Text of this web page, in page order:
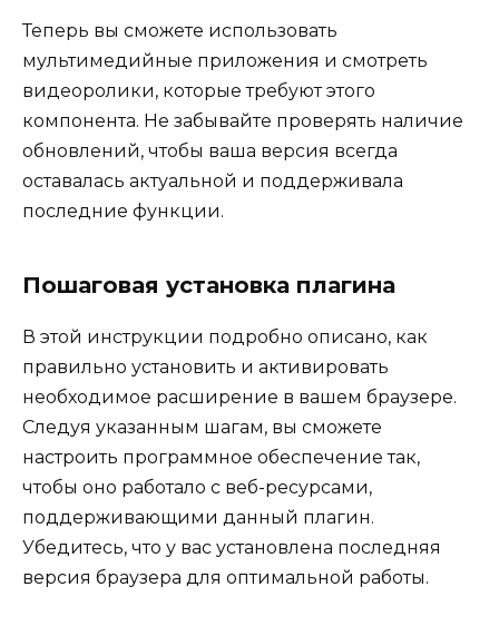
Теперь вы сможете использовать
мультимедийные приложения и смотреть
видеоролики, которые требуют этого
компонента. Не забывайте проверять наличие
обновлений, чтобы ваша версия всегда
оставалась актуальной и поддерживала
последние функции.
Пошаговая установка плагина
В этой инструкции подробно описано, как
правильно установить и активировать
необходимое расширение в вашем браузере.
Следуя указанным шагам, вы сможете
настроить программное обеспечение так,
чтобы оно работало с веб-ресурсами,
поддерживающими данный плагин.
Убедитесь, что у вас установлена последняя
версия браузера для оптимальной работы.